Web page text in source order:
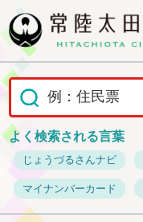
よく検索される言葉
じょうづるさんナビ
マイナンバーカード